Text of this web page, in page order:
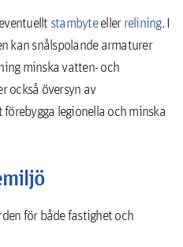
stambyteellerrelining. I
kan snålspolande armaturer
minska vatten- och
också översyn av
legionella och minska
för både fastighet och